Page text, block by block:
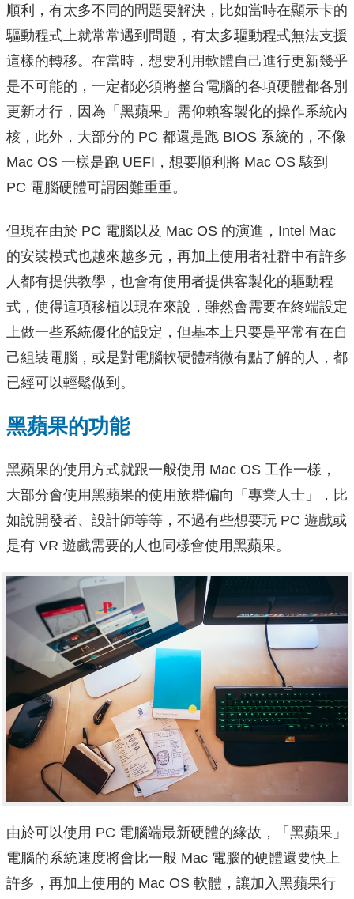
順利，有太多不同的問題要解決，比如當時在顯示卡的
驅動程式上就常常遇到問題，有太多驅動程式無法支援
這樣的轉移。在當時，想要利用軟體自己進行更新幾乎
是不可能的，一定都必須將整台電腦的各項硬體都各別
更新才行，因為「黑蘋果」需仰賴客製化的操作系統內
核，此外，大部分的 PC 都還是跑 BIOS 系統的，不像
Mac OS 一樣是跑 UEFI，想要順利將 Mac OS 駭到
PC 電腦硬體可謂困難重重。
但現在由於 PC 電腦以及 Mac OS 的演進，Intel Mac
的安裝模式也越來越多元，再加上使用者社群中有許多
人都有提供教學，也會有使用者提供客製化的驅動程
式，使得這項移植以現在來說，雖然會需要在終端設定
上做一些系統優化的設定，但基本上只要是平常有在自
己組裝電腦，或是對電腦軟硬體稍微有點了解的人，都
已經可以輕鬆做到。
黑蘋果的功能
黑蘋果的使用方式就跟一般使用 Mac OS 工作一樣，
大部分會使用黑蘋果的使用族群偏向「專業人士」，比
如說開發者、設計師等等，不過有些想要玩 PC 遊戲或
是有 VR 遊戲需要的人也同樣會使用黑蘋果。
由於可以使用 PC 電腦端最新硬體的緣故，「黑蘋果」
電腦的系統速度將會比一般 Mac 電腦的硬體還要快上
許多，再加上使用的 Mac OS 軟體，讓加入黑蘋果行